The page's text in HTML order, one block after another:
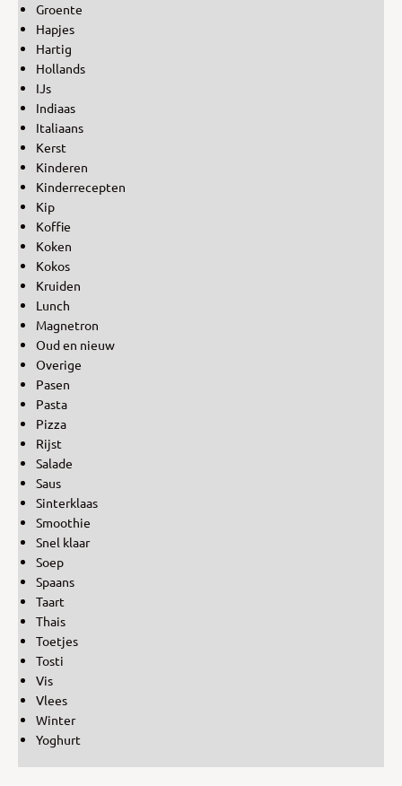
Groente
Hapjes
Hartig
Hollands
IJs
Indiaas
Italiaans
Kerst
Kinderen
Kinderrecepten
Kip
Koffie
Koken
Kokos
Kruiden
Lunch
Magnetron
Oud en nieuw
Overige
Pasen
Pasta
Pizza
Rijst
Salade
Saus
Sinterklaas
Smoothie
Snel klaar
Soep
Spaans
Taart
Thais
Toetjes
Tosti
Vis
Vlees
Winter
Yoghurt